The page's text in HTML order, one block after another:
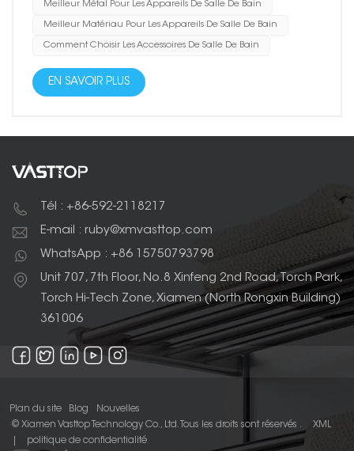
Meilleur Métal Pour Les Appareils De Salle De Bain
Meilleur Matériau Pour Les Appareils De Salle De Bain
Comment Choisir Les Accessoires De Salle De Bain
EN SAVOIR PLUS
Tél : +86-592-2118217
E-mail : ruby@xmvasttop.com
WhatsApp : +86 15750793798
Unit 707, 7th Floor, No.8 Xinfeng 2nd Road, Torch Park,
Torch Hi-Tech Zone, Xiamen (North Rongxin Building)
361006
Plan du site Blog
Nouvelles
© Xiamen Vasttop Technology Co., Ltd. Tous les droits sont réservés .
XML
politique de confidentialité